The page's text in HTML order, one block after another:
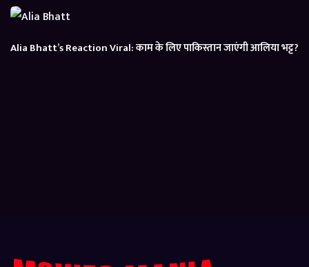
Alia Bhatt’s Reaction Viral: काम के लिए पाकिस्तान जाएंगी आलिया भट्ट?